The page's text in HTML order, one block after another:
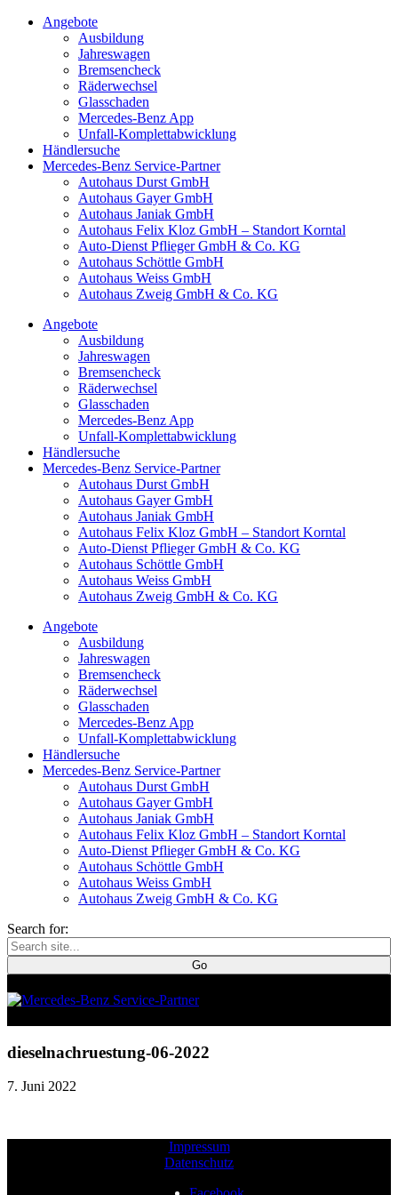
Angebote
Ausbildung
Jahreswagen
Bremsencheck
Räderwechsel
Glasschaden
Mercedes-Benz App
Unfall-Komplettabwicklung
Händlersuche
Mercedes-Benz Service-Partner
Autohaus Durst GmbH
Autohaus Gayer GmbH
Autohaus Janiak GmbH
Autohaus Felix Kloz GmbH – Standort Korntal
Auto-Dienst Pflieger GmbH & Co. KG
Autohaus Schöttle GmbH
Autohaus Weiss GmbH
Autohaus Zweig GmbH & Co. KG
Angebote
Ausbildung
Jahreswagen
Bremsencheck
Räderwechsel
Glasschaden
Mercedes-Benz App
Unfall-Komplettabwicklung
Händlersuche
Mercedes-Benz Service-Partner
Autohaus Durst GmbH
Autohaus Gayer GmbH
Autohaus Janiak GmbH
Autohaus Felix Kloz GmbH – Standort Korntal
Auto-Dienst Pflieger GmbH & Co. KG
Autohaus Schöttle GmbH
Autohaus Weiss GmbH
Autohaus Zweig GmbH & Co. KG
Angebote
Ausbildung
Jahreswagen
Bremsencheck
Räderwechsel
Glasschaden
Mercedes-Benz App
Unfall-Komplettabwicklung
Händlersuche
Mercedes-Benz Service-Partner
Autohaus Durst GmbH
Autohaus Gayer GmbH
Autohaus Janiak GmbH
Autohaus Felix Kloz GmbH – Standort Korntal
Auto-Dienst Pflieger GmbH & Co. KG
Autohaus Schöttle GmbH
Autohaus Weiss GmbH
Autohaus Zweig GmbH & Co. KG
Search for:
dieselnachruestung-06-2022
7. Juni 2022
Impressum
Datenschutz